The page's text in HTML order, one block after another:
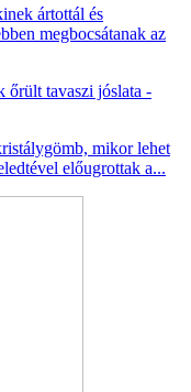
ártottál és
megbocsátanak az
őrült tavaszi jóslata -
mikor lehet
előugrottak a...